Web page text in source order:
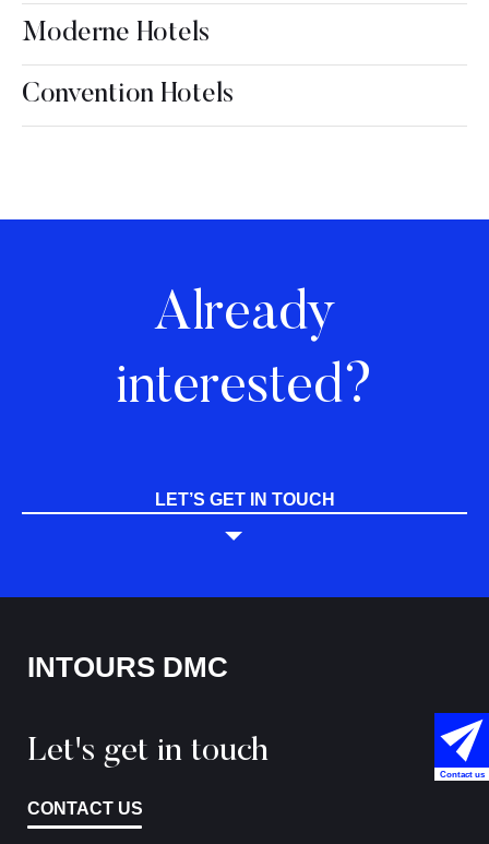
Moderne Hotels
Convention Hotels
Already
interested?
LET’S GET IN TOUCH
INTOURS DMC
Let's get in touch
CONTACT US
Contact us